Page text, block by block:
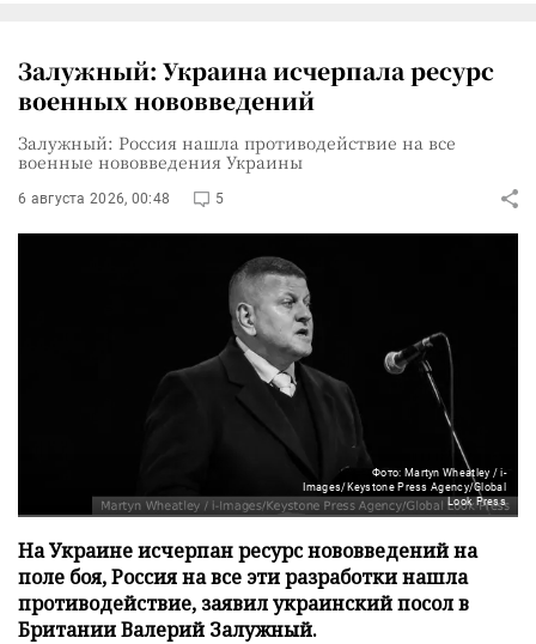
Залужный: Украина исчерпала ресурс
военных нововведений
Залужный: Россия нашла противодействие на все
военные нововведения Украины
6 августа 2026, 00:48 5
Фото: Martyn Wheatley / i-
Images/Keystone Press Agency/Global
Look Press
На Украине исчерпан ресурс нововведений на
поле боя, Россия на все эти разработки нашла
противодействие, заявил украинский посол в
Британии Валерий Залужный.